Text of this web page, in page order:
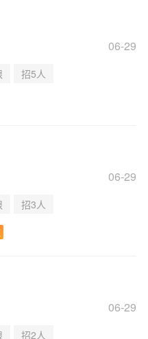
06-29
招5人
06-29
招3人
06-29
招2人